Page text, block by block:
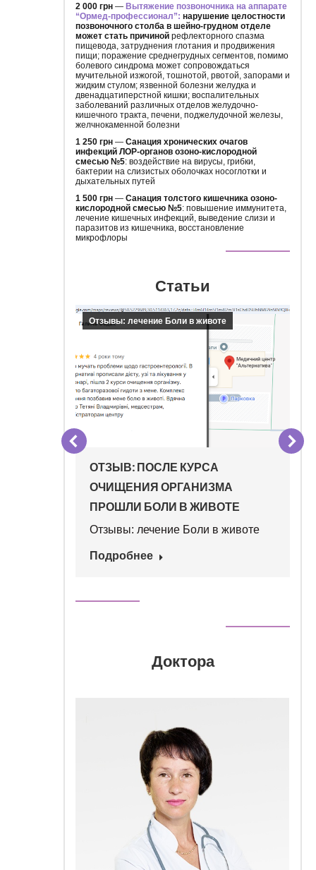
2 000 грн — Вытяжение позвоночника на аппарате
“Ормед-профессионал”: нарушение целостности
позвоночного столба в шейно-грудном отделе
может стать причиной рефлекторного спазма
пищевода, затруднения глотания и продвижения
пищи; поражение среднегрудных сегментов, помимо
болевого синдрома может сопровождаться
мучительной изжогой, тошнотой, рвотой, запорами и
жидким стулом; язвенной болезни желудка и
двенадцатиперстной кишки; воспалительных
заболеваний различных отделов желудочно-
кишечного тракта, печени, поджелудочной железы,
желчнокаменной болезни
1 250 грн — Санация хронических очагов
инфекций ЛОР-органов озоно-кислородной
смесью №5: воздействие на вирусы, грибки,
бактерии на слизистых оболочках носоглотки и
дыхательных путей
1 500 грн — Санация толстого кишечника озоно-
кислородной смесью №5: повышение иммунитета,
лечение кишечных инфекций, выведение слизи и
паразитов из кишечника, восстановление
микрофлоры
Статьи
Отзывы: лечение Боли в животе
ОТЗЫВ: ПОСЛЕ КУРСА
ОЧИЩЕНИЯ ОРГАНИЗМА
ПРОШЛИ БОЛИ В ЖИВОТЕ
Отзывы: лечение Боли в животе
Подробнее
Доктора